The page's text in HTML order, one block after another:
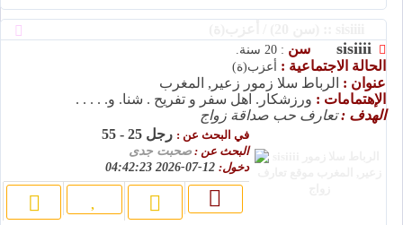
sisiiii سن : 20 سنة.
الحالة الاجتماعية : أعزب(ة)
عنوان : الرباط سلا زمور زعير, المغرب
الإهتمامات : ورزشکار. اهل سفر و تفریح . شنا. و. . . . .
الهدف :تعارف حب صداقة زواج
في البحث عن : رجل 25 - 55
البحث عن : صحبت جدی
دخول: